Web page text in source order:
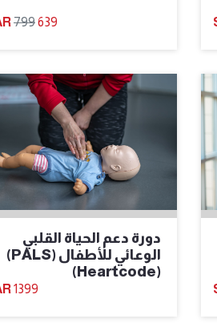
799639
دورة دعم الحياة القلبي
الوعائي للأطفال (PALS)
(Heartcode)
1399